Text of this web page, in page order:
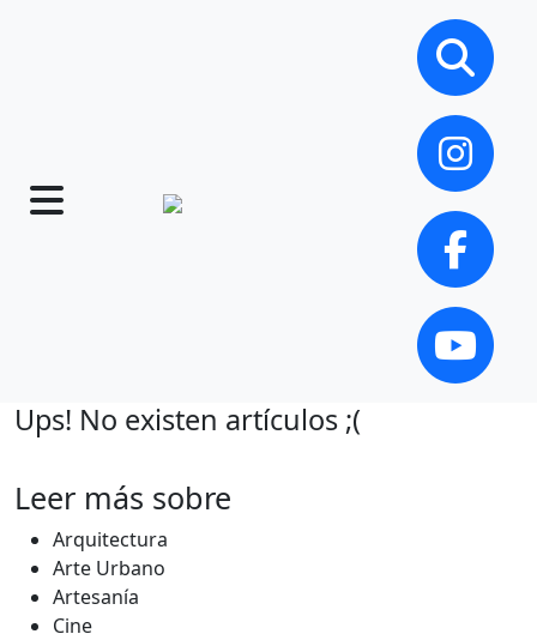
Ups! No existen artículos ;(
Leer más sobre
Arquitectura
Arte Urbano
Artesanía
Cine